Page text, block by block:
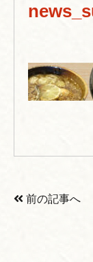
前の記事へ